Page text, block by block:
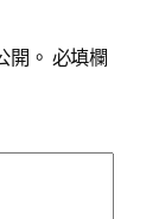
開。 必填欄